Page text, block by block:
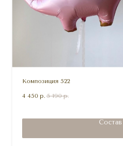
Композиция 522
4 450 р. 5 190 р.
Состав